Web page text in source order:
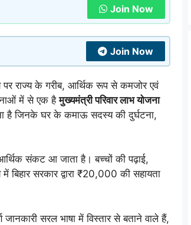
Join Now
Join Now
राज्य के गरीब, आर्थिक रूप से कमजोर एवं
में से एक हैमुख्यमंत्री परिवार लाभ योजना
है जिनके घर के कमाऊ सदस्य की दुर्घटना,
संकट आ जाता है। बच्चों की पढ़ाई,
सरकार द्वारा ₹20,000 की सहायता
सरल भाषा में विस्तार से बताने वाले हैं,